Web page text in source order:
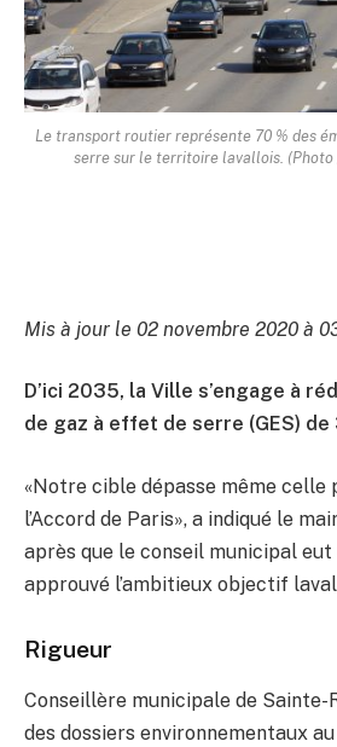
Le transport routier représente 70 % des
serre sur le territoire lavallois. (Photo
Mis à jour le 02 novembre 2020 à
D’ici 2035, la Ville s’engage à
de gaz à effet de serre (GES) de
«Notre cible dépasse même celle
l’Accord de Paris», a indiqué le
après que le conseil municipal eut
approuvé l’ambitieux objectif
Rigueur
Conseillère municipale de Sainte-
des dossiers environnementaux